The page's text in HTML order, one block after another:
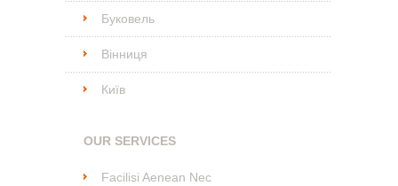
Буковель
Вінниця
Київ
OUR SERVICES
Facilisi Aenean Nec